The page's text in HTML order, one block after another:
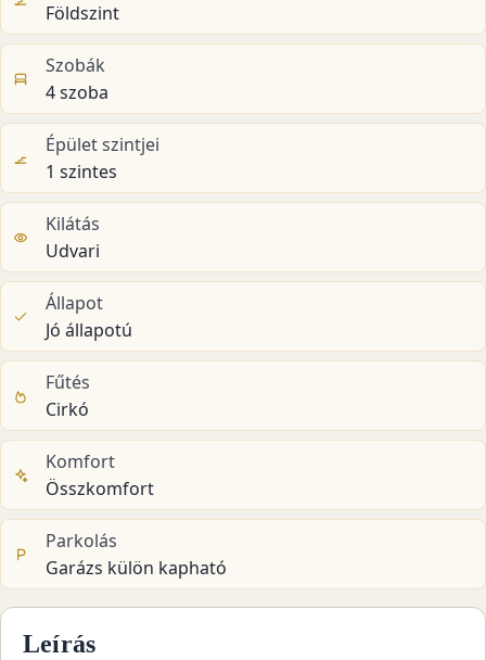
Földszint
Szobák
4 szoba
Épület szintjei
1 szintes
Kilátás
Udvari
Állapot
Jó állapotú
Fűtés
Cirkó
Komfort
Összkomfort
Parkolás
Garázs külön kapható
Leírás